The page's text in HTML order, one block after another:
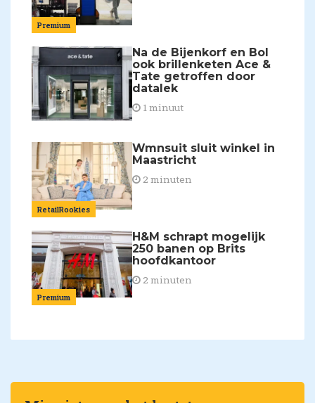
Premium
Na de Bijenkorf en Bol
ook brillenketen Ace &
Tate getroffen door
datalek
1 minuut
RetailRookies
Wmnsuit sluit winkel in
Maastricht
2 minuten
Premium
H&M schrapt mogelijk
250 banen op Brits
hoofdkantoor
2 minuten